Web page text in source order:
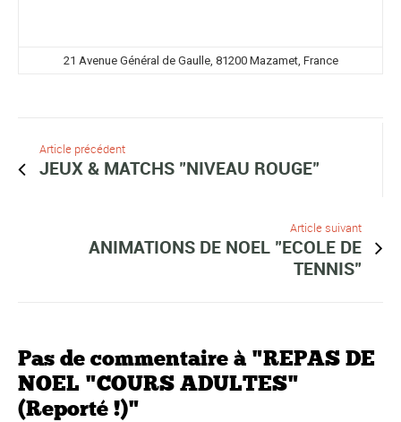
21 Avenue Général de Gaulle, 81200 Mazamet, France
Article précédent
JEUX & MATCHS "NIVEAU ROUGE"
Article suivant
ANIMATIONS DE NOEL "ECOLE DE
TENNIS"
Pas de commentaire à "REPAS DE
NOEL "COURS ADULTES"
(Reporté !)"